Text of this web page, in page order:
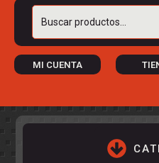
Buscar
MI CUENTA